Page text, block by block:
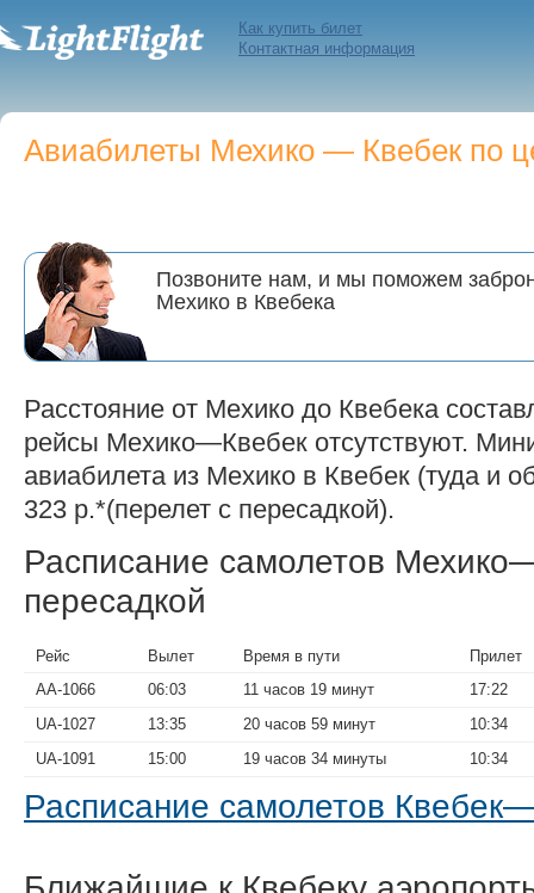
Как купить билет
Контактная информация
Авиабилеты Мехико — Квебек по
Позвоните нам, и мы поможем
Мехико в Квебека
Расстояние от Мехико до Квебека
рейсы Мехико—Квебек отсутствуют.
авиабилета из Мехико в Квебек (туда и
323 р.*(перелет с пересадкой).
Расписание самолетов
пересадкой
Рейс Вылет Время в пути
Прилет
AA-1066
06:03 11 часов 19 минут
17:22
UA-1027
13:35 20 часов 59 минут
10:34
UA-1091
15:00 19 часов 34 минуты 10:34
Расписание самолетов